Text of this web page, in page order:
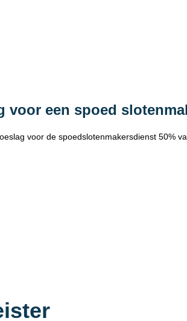
voor een spoed
voor de spoedslotenmakersdienst 50%